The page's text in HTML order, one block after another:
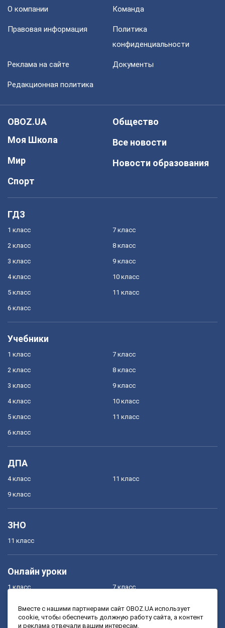
О компании Команда
Правовая информация
Политика
конфиденциальности
Реклама на сайте Документы
Редакционная политика
OBOZ.UA
Моя Школа
Мир
Спорт
Общество
Все новости
Новости образования
ГДЗ
1 класс
2 класс
3 класс
4 класс
5 класс
6 класс
7 класс
8 класс
9 класс
10 класс
11 класс
Учебники
1 класс
2 класс
3 класс
4 класс
5 класс
6 класс
7 класс
8 класс
9 класс
10 класс
11 класс
ДПА
4 класс
9 класс
11 класс
ЗНО
11 класс
Онлайн уроки
1 класс
3 класс
7 класс
9 класс
Вместе с нашими партнерами сайт OBOZ.UA использует
cookie, чтобы обеспечить должную работу сайта, а контент
и реклама отвечали вашим интересам.